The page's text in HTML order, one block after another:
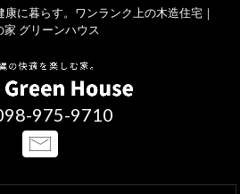
に暮らす。ワンランク上の木造住宅｜
家 グリーンハウス
975-9710